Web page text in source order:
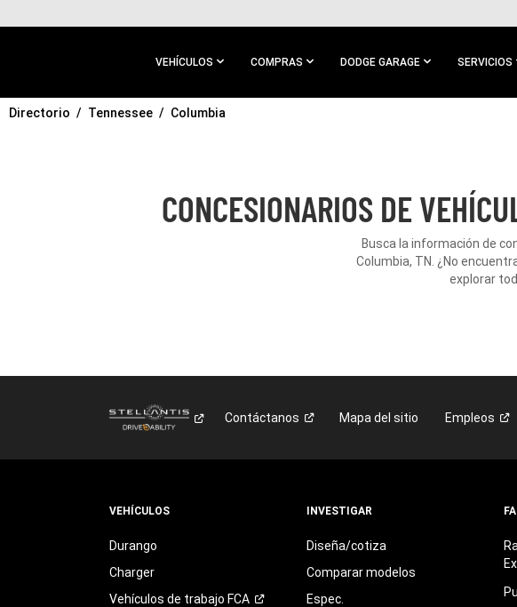
CONTENIDO
VEHÍCULOS COMPRAS DODGE GARAGE SERVICIOS
IR A
Directorio Tennessee Columbia
CONCESIONARIOS DE
Busca la información de
Columbia, TN. ¿No
explorar
Contáctanos Mapa del sitio Empleos
VEHÍCULOS
Durango
Charger
Vehículos de trabajo FCA
INVESTIGAR
Diseña/cotiza
Comparar modelos
Espec.